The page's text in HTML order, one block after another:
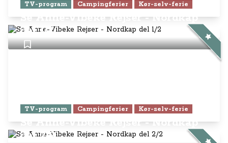
TV-program Campingferier Kør-selv-ferie
Se Anne-Vibeke Rejser - Nordkap
del 1/2
TV-program Campingferier Kør-selv-ferie
Se Anne-Vibeke Rejser - Nordkap
del 2/2